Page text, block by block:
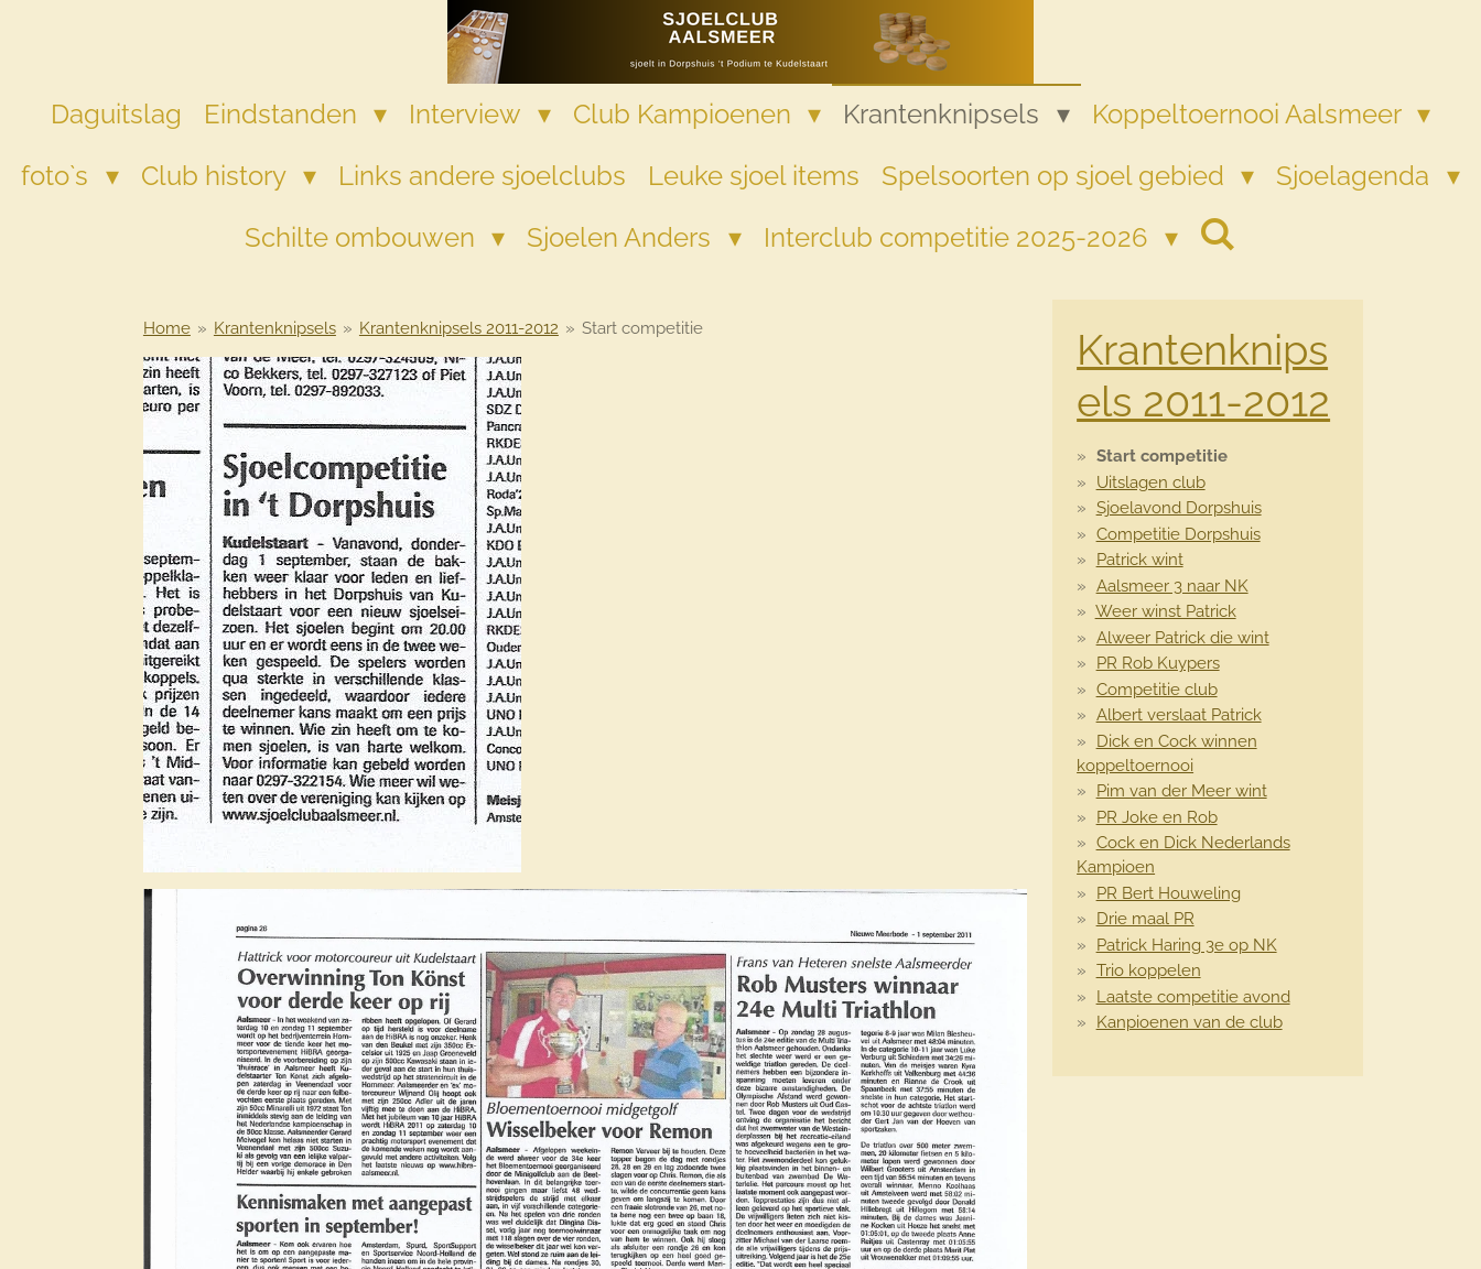
hoofdinhoud
Daguitslag Eindstanden Interview Club Kampioenen Krantenknipsels
Koppeltoernooi Aalsmeer
foto`s
Club history Links andere sjoelclubs Leuke sjoel items Spelsoorten op sjoel gebied
Sjoelagenda
Schilte ombouwen
Sjoelen Anders Interclub competitie 2025-2026
Home » Krantenknipsels » Krantenknipsels 2011-2012 » Start competitie
Krantenknips
els 2011-2012
Start competitie
Uitslagen club
Sjoelavond Dorpshuis
Competitie Dorpshuis
Patrick wint
Aalsmeer 3 naar NK
Weer winst Patrick
Alweer Patrick die wint
PR Rob Kuypers
Competitie club
Albert verslaat Patrick
Dick en Cock winnen
koppeltoernooi
Pim van der Meer wint
PR Joke en Rob
Cock en Dick Nederlands
Kampioen
PR Bert Houweling
Drie maal PR
Patrick Haring 3e op NK
Trio koppelen
Laatste competitie avond
Kanpioenen van de club